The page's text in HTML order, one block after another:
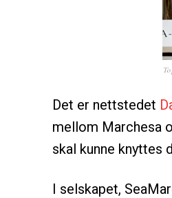
Det er nettstedet
mellom Marchesa
skal kunne knyttes
I selskapet,